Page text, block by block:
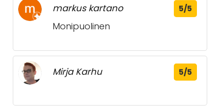
markus kartano 5/5
Monipuolinen
Mirja Karhu 5/5